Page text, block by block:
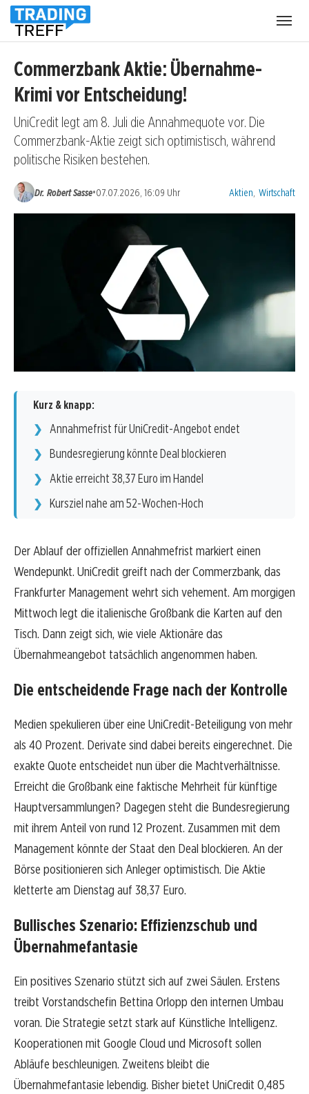
Commerzbank Aktie: Übernahme-
Krimi vor Entscheidung!
UniCredit legt am 8. Juli die Annahmequote vor. Die
Commerzbank-Aktie zeigt sich optimistisch, während
politische Risiken bestehen.
Dr. Robert Sasse•07.07.2026, 16:09 Uhr Kategorien:
Aktien Wirtschaft
Kurz & knapp:
Annahmefrist für UniCredit-Angebot endet
Bundesregierung könnte Deal blockieren
Aktie erreicht 38,37 Euro im Handel
Kursziel nahe am 52-Wochen-Hoch
Der Ablauf der offiziellen Annahmefrist markiert einen
Wendepunkt. UniCredit greift nach der Commerzbank, das
Frankfurter Management wehrt sich vehement. Am morgigen
Mittwoch legt die italienische Großbank die Karten auf den
Tisch. Dann zeigt sich, wie viele Aktionäre das
Übernahmeangebot tatsächlich angenommen haben.
Die entscheidende Frage nach der Kontrolle
Medien spekulieren über eine UniCredit-Beteiligung von mehr
als 40 Prozent. Derivate sind dabei bereits eingerechnet. Die
exakte Quote entscheidet nun über die Machtverhältnisse.
Erreicht die Großbank eine faktische Mehrheit für künftige
Hauptversammlungen? Dagegen steht die Bundesregierung
mit ihrem Anteil von rund 12 Prozent. Zusammen mit dem
Management könnte der Staat den Deal blockieren. An der
Börse positionieren sich Anleger optimistisch. Die Aktie
kletterte am Dienstag auf 38,37 Euro.
Bullisches Szenario: Effizienzschub und
Übernahmefantasie
Ein positives Szenario stützt sich auf zwei Säulen. Erstens
treibt Vorstandschefin Bettina Orlopp den internen Umbau
voran. Die Strategie setzt stark auf Künstliche Intelligenz.
Kooperationen mit Google Cloud und Microsoft sollen
Abläufe beschleunigen. Zweitens bleibt die
Übernahmefantasie lebendig. Bisher bietet UniCredit 0,485